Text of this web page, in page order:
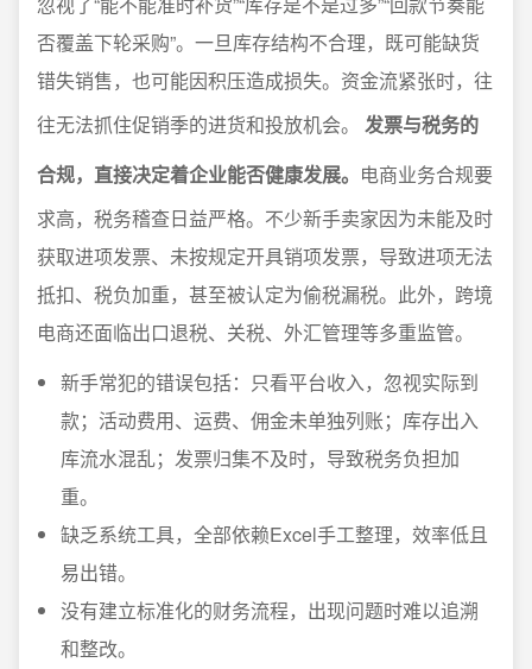
否覆盖下轮采购”。一旦库存结构不合理，既可能缺货
错失销售，也可能因积压造成损失。资金流紧张时，往
往无法抓住促销季的进货和投放机会。 发票与税务的
合规，直接决定着企业能否健康发展。 电商业务合规要
求高，税务稽查日益严格。不少新手卖家因为未能及时
获取进项发票、未按规定开具销项发票，导致进项无法
抵扣、税负加重，甚至被认定为偷税漏税。此外，跨境
电商还面临出口退税、关税、外汇管理等多重监管。
新手常犯的错误包括：只看平台收入，忽视实际到
款；活动费用、运费、佣金未单独列账；库存出入
库流水混乱；发票归集不及时，导致税务负担加
重。
缺乏系统工具，全部依赖Excel手工整理，效率低且
易出错。
没有建立标准化的财务流程，出现问题时难以追溯
和整改。